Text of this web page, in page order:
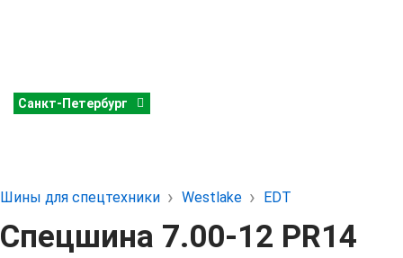
Санкт-Петербург
Шины для спецтехники Westlake EDT
Спецшина 7.00-12 PR14